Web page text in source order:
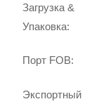
Загрузка &
Упаковка:
Порт FOB:
Экспортный